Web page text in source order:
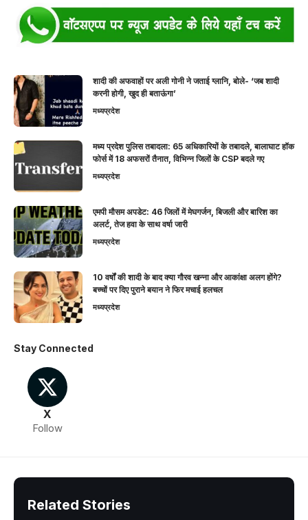
शादी की अफवाहों पर अली गोनी ने जताई ग्लानि, बोले- ‘जब शादी
करनी होगी, खुद ही बताऊंगा’
मध्यप्रदेश
मध्य प्रदेश पुलिस तबादला: 65 अधिकारियों के तबादले, बालाघाट हॉक
फोर्स में 18 अफसरों तैनात, विभिन्न जिलों के CSP बदले गए
मध्यप्रदेश
एमपी मौसम अपडेट: 46 जिलों में मेघगर्जन, बिजली और बारिश का
अलर्ट, तेज हवा के साथ वर्षा जारी
मध्यप्रदेश
10 वर्षों की शादी के बाद क्या गौरव खन्ना और आकांक्षा अलग होंगे?
बच्चों पर दिए पुराने बयान ने फिर मचाई हलचल
मध्यप्रदेश
Stay Connected
X
Follow
Related Stories